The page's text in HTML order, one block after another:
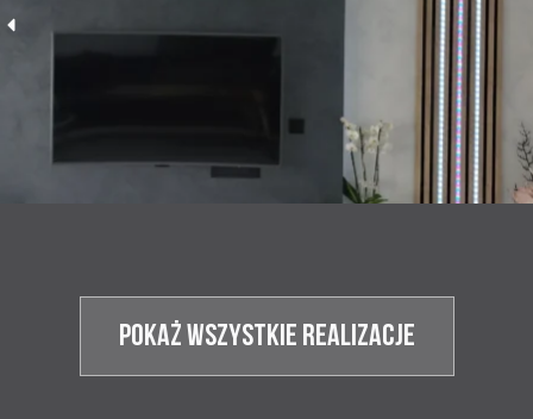
POKAŻ WSZYSTKIE realizacje